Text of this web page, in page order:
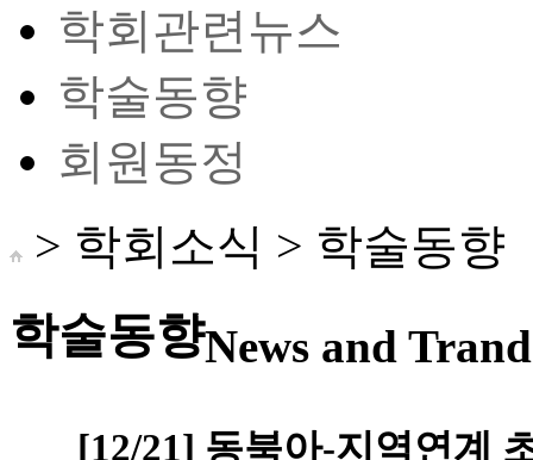
학회관련뉴스
학술동향
회원동정
> 학회소식 > 학술동향
학술동향News and
[12/21] 동북아-지역연계